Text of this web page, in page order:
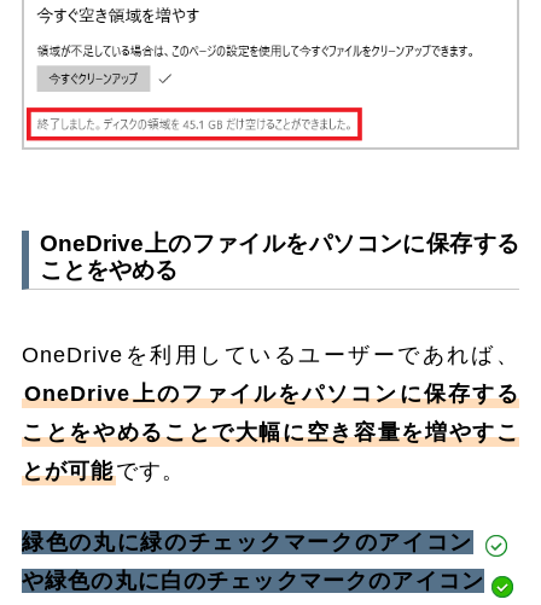
OneDrive上のファイルをパソコンに保存する
ことをやめる
OneDriveを利用しているユーザーであれば、
OneDrive上のファイルをパソコンに保存する
ことをやめることで大幅に空き容量を増やすこ
とが可能です。
緑色の丸に緑のチェックマークのアイコン
や緑色の丸に白のチェックマークのアイコン